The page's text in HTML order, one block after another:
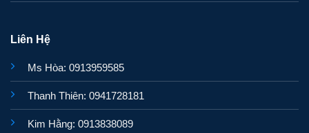
Liên Hệ
Ms Hòa: 0913959585
Thanh Thiên: 0941728181
Kim Hằng: 0913838089